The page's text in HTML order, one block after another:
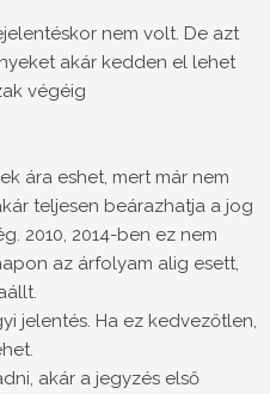
nem volt. De azt
akár kedden el lehet
végéig
ára eshet, mert már nem
teljesen beárazhatja a jog
2010, 2014-ben ez nem
az árfolyam alig esett,
jelentés. Ha ez kedvezőtlen,
akár a jegyzés első